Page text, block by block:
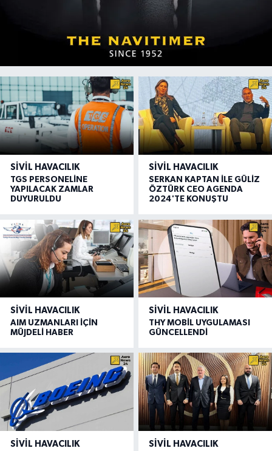
SIVIL HAVACILIK
TGS PERSONELİNE
YAPILACAK ZAMLAR
DUYURULDU
SIVIL HAVACILIK
SERKAN KAPTAN İLE GÜLİZ
ÖZTÜRK CEO AGENDA
2024'TE KONUŞTU
SIVIL HAVACILIK
AIM UZMANLARI İÇİN
MÜJDELİ HABER
SIVIL HAVACILIK
THY MOBİL UYGULAMASI
GÜNCELLENDİ
SIVIL HAVACILIK SIVIL HAVACILIK